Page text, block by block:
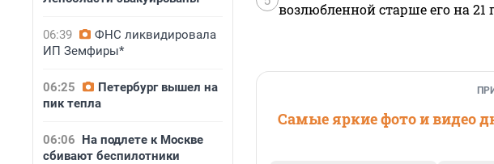
06:39
ФНС ликвидировала
ИП Земфиры*
06:25
Петербург вышел на
пик тепла
06:06 На подлете к Москве
сбивают беспилотники
возлюбленной старше его на 21
Самые яркие фото и видео